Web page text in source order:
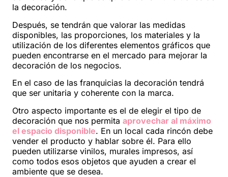
la decoración.
Después, se tendrán que valorar las medidas
disponibles, las proporciones, los materiales y la
utilización de los diferentes elementos gráficos que
pueden encontrarse en el mercado para mejorar la
decoración de los negocios.
En el caso de las franquicias la decoración tendrá
que ser unitaria y coherente con la marca.
Otro aspecto importante es el de elegir el tipo de
decoración que nos permita aprovechar al máximo
el espacio disponible. En un local cada rincón debe
vender el producto y hablar sobre él. Para ello
pueden utilizarse vinilos, murales impresos, así
como todos esos objetos que ayuden a crear el
ambiente que se desea.